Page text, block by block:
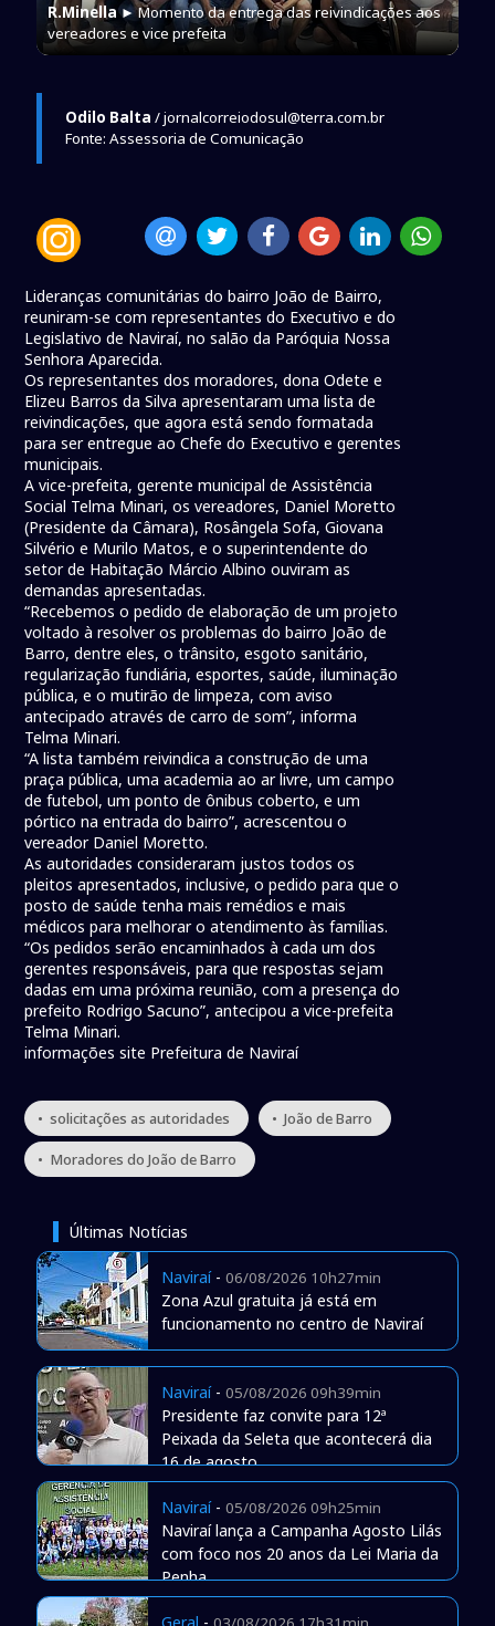
R.Minella► Momento da entrega das reivindicações aos
vereadores e vice prefeita
Odilo Balta / jornalcorreiodosul@terra.com.br
Fonte: Assessoria de Comunicação
Lideranças comunitárias do bairro João de Bairro,
reuniram-se com representantes do Executivo e do
Legislativo de Naviraí, no salão da Paróquia Nossa
Senhora Aparecida.
Os representantes dos moradores, dona Odete e
Elizeu Barros da Silva apresentaram uma lista de
reivindicações, que agora está sendo formatada
para ser entregue ao Chefe do Executivo e gerentes
municipais.
A vice-prefeita, gerente municipal de Assistência
Social Telma Minari, os vereadores, Daniel Moretto
(Presidente da Câmara), Rosângela Sofa, Giovana
Silvério e Murilo Matos, e o superintendente do
setor de Habitação Márcio Albino ouviram as
demandas apresentadas.
“Recebemos o pedido de elaboração de um projeto
voltado à resolver os problemas do bairro João de
Barro, dentre eles, o trânsito, esgoto sanitário,
regularização fundiária, esportes, saúde, iluminação
pública, e o mutirão de limpeza, com aviso
antecipado através de carro de som”, informa
Telma Minari.
“A lista também reivindica a construção de uma
praça pública, uma academia ao ar livre, um campo
de futebol, um ponto de ônibus coberto, e um
pórtico na entrada do bairro”, acrescentou o
vereador Daniel Moretto.
As autoridades consideraram justos todos os
pleitos apresentados, inclusive, o pedido para que o
posto de saúde tenha mais remédios e mais
médicos para melhorar o atendimento às famílias.
“Os pedidos serão encaminhados à cada um dos
gerentes responsáveis, para que respostas sejam
dadas em uma próxima reunião, com a presença do
prefeito Rodrigo Sacuno”, antecipou a vice-prefeita
Telma Minari.
informações site Prefeitura de Naviraí
• solicitações as autoridades • João de Barro
• Moradores do João de Barro
Últimas Notícias
Naviraí- 06/08/2026 10h27min
Zona Azul gratuita já está em
funcionamento no centro de Naviraí
Naviraí- 05/08/2026 09h39min
Presidente faz convite para 12ª
Peixada da Seleta que acontecerá dia
16 de agosto
Naviraí- 05/08/2026 09h25min
Naviraí lança a Campanha Agosto Lilás
com foco nos 20 anos da Lei Maria da
Penha